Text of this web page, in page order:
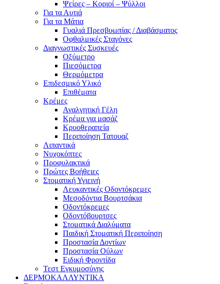
Ψείρες – Κοριοί – Ψύλλοι
Για τα Αυτιά
Για τα Μάτια
Γυαλιά Πρεσβυωπίας / Διαβάσματος
Οφθαλμικές Σταγόνες
Διαγνωστικές Συσκευές
Οξύμετρο
Πιεσόμετρα
Θερμόμετρα
Επιδεσμικό Υλικό
Επιθέματα
Κρέμες
Αναλγητική Γέλη
Κρέμα για μασάζ
Κρυοθεραπεία
Περιποίηση Τατουαζ
Λιπαντικά
Νυχοκόπτες
Προφυλακτικά
Πρώτες Βοήθειες
Στοματική Υγιεινή
Λευκαντικές Οδοντόκρεμες
Μεσοδόντια Βουρτσάκια
Οδοντόκρεμες
Οδοντόβουρτσες
Στοματικά Διαλύματα
Παιδική Στοματική Περιποίηση
Προστασία Δοντίων
Προστασία Ούλων
Ειδική Φροντίδα
Τεστ Εγκυμοσύνης
ΔΕΡΜΟΚΑΛΛΥΝΤΙΚΑ